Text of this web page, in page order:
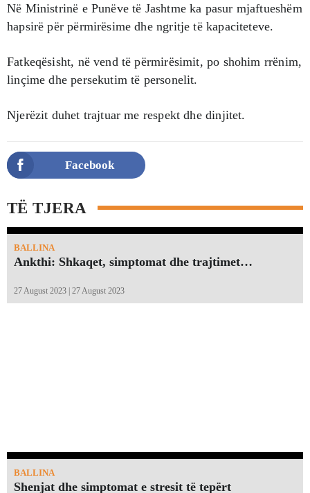
Në Ministrinë e Punëve të Jashtme ka pasur mjaftueshëm
hapsirë për përmirësime dhe ngritje të kapaciteteve.
Fatkeqësisht, në vend të përmirësimit, po shohim rrënim,
linçime dhe persekutim të personelit.
Njerëzit duhet trajtuar me respekt dhe dinjitet.
Facebook
TË TJERA
BALLINA
Ankthi: Shkaqet, simptomat dhe trajtimet…
27 August 2023 | 27 August 2023
BALLINA
Shenjat dhe simptomat e stresit të tepërt